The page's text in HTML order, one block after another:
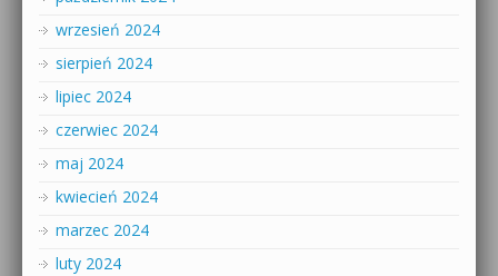
wrzesień 2024
sierpień 2024
lipiec 2024
czerwiec 2024
maj 2024
kwiecień 2024
marzec 2024
luty 2024